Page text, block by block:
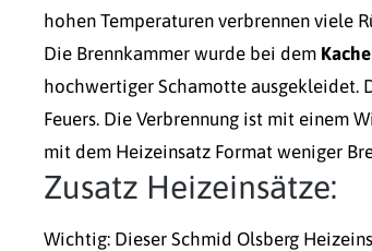
hohen Temperaturen verbrennen viele
Die Brennkammer wurde bei dem
hochwertiger Schamotte ausgekleidet.
Feuers. Die Verbrennung ist mit einem
mit dem Heizeinsatz Format weniger
Zusatz Heizeinsätze:
Wichtig: Dieser Schmid Olsberg